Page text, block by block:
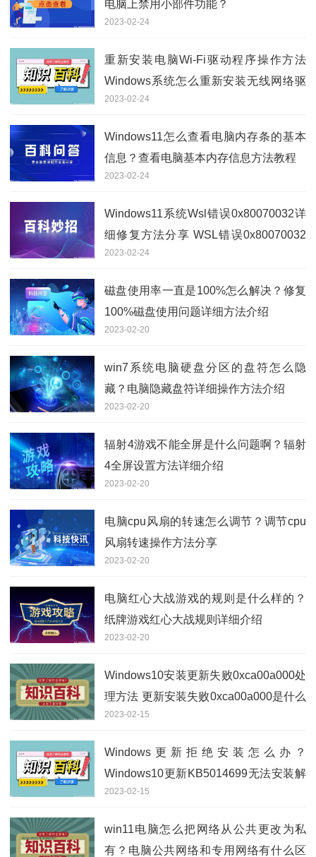
电脑上禁用小部件功能？
2023-02-24
重新安装电脑Wi-Fi驱动程序操作方法
Windows系统怎么重新安装无线网络驱
动？
2023-02-24
Windows11怎么查看电脑内存条的基本
信息？查看电脑基本内存信息方法教程
2023-02-24
Windows11系统Wsl错误0x80070032详
细修复方法分享 WSL错误0x80070032
怎么办？
2023-02-24
磁盘使用率一直是100%怎么解决？修复
100%磁盘使用问题详细方法介绍
2023-02-20
win7系统电脑硬盘分区的盘符怎么隐
藏？电脑隐藏盘符详细操作方法介绍
2023-02-20
辐射4游戏不能全屏是什么问题啊？辐射
4全屏设置方法详细介绍
2023-02-20
电脑cpu风扇的转速怎么调节？调节cpu
风扇转速操作方法分享
2023-02-20
电脑红心大战游戏的规则是什么样的？
纸牌游戏红心大战规则详细介绍
2023-02-20
Windows10安装更新失败0xca00a000处
理方法 更新安装失败0xca00a000是什么
问题？
2023-02-15
Windows更新拒绝安装怎么办？
Windows10更新KB5014699无法安装解
决方法分享
2023-02-15
win11电脑怎么把网络从公共更改为私
有？电脑公共网络和专用网络有什么区